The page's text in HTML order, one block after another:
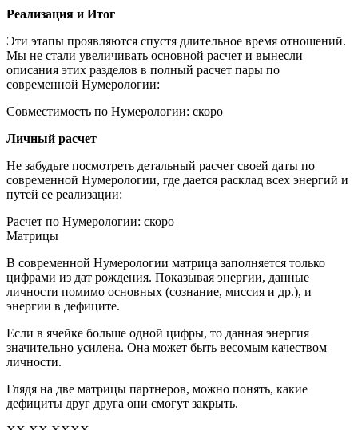
Реализация и Итог
Эти этапы проявляются спустя длительное время отношений.
Мы не стали увеличивать основной расчет и вынесли
описания этих разделов в полный расчет пары по
современной Нумерологии:
Совместимость по Нумерологии: скоро
Личный расчет
Не забудьте посмотреть детальный расчет своей даты по
современной Нумерологии, где дается расклад всех энергий и
путей ее реализации:
Расчет по Нумерологии: скоро
Матрицы
В современной Нумерологии матрица заполняется только
цифрами из дат рождения. Показывая энергии, данные
личности помимо основных (сознание, миссия и др.), и
энергии в дефиците.
Если в ячейке больше одной цифры, то данная энергия
значительно усилена. Она может быть весомым качеством
личности.
Глядя на две матрицы партнеров, можно понять, какие
дефициты друг друга они смогут закрыть.